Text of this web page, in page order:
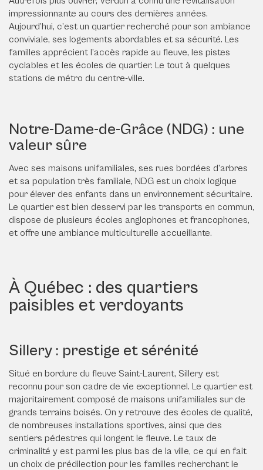
impressionnante au cours des dernières années.
Aujourd’hui, c’est un quartier recherché pour son ambiance
conviviale, ses logements abordables et sa sécurité. Les
familles apprécient l’accès rapide au fleuve, les pistes
cyclables et les écoles de quartier. Le tout à quelques
stations de métro du centre-ville.
Notre-Dame-de-Grâce (NDG) : une
valeur sûre
Avec ses maisons unifamiliales, ses rues bordées d’arbres
et sa population très familiale, NDG est un choix logique
pour élever des enfants dans un environnement sécuritaire.
Le quartier est bien desservi par les transports en commun,
dispose de plusieurs écoles anglophones et francophones,
et offre une ambiance multiculturelle accueillante.
À Québec : des quartiers
paisibles et verdoyants
Sillery : prestige et sérénité
Situé en bordure du fleuve Saint-Laurent, Sillery est
reconnu pour son cadre de vie exceptionnel. Le quartier est
majoritairement composé de maisons unifamiliales sur de
grands terrains boisés. On y retrouve des écoles de qualité,
de nombreuses installations sportives, ainsi que des
sentiers pédestres qui longent le fleuve. Le taux de
criminalité y est parmi les plus bas de la ville, ce qui en fait
un choix de prédilection pour les familles recherchant le